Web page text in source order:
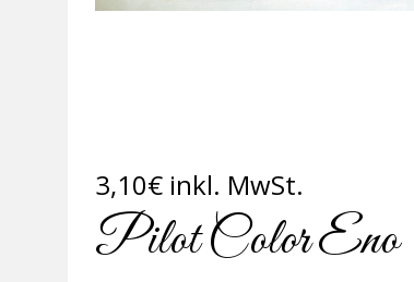
3,10€ inkl. MwSt.
Pilot Color Eno